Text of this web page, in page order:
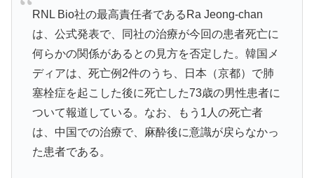
RNL Bio社の最高責任者であるRa Jeong-chan
は、公式発表で、同社の治療が今回の患者死亡に
何らかの関係があるとの見方を否定した。韓国メ
ディアは、死亡例2件のうち、日本（京都）で肺
塞栓症を起こした後に死亡した73歳の男性患者に
ついて報道している。なお、もう1人の死亡者
は、中国での治療で、麻酔後に意識が戻らなかっ
た患者である。